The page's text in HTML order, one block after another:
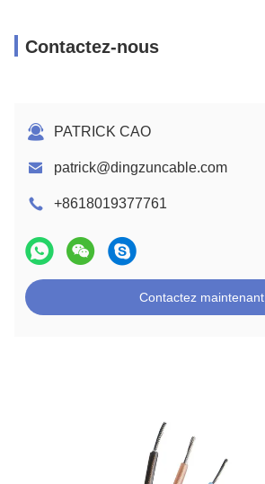
Contactez-nous
PATRICK CAO
patrick@dingzuncable.com
+8618019377761
Contactez maintenant